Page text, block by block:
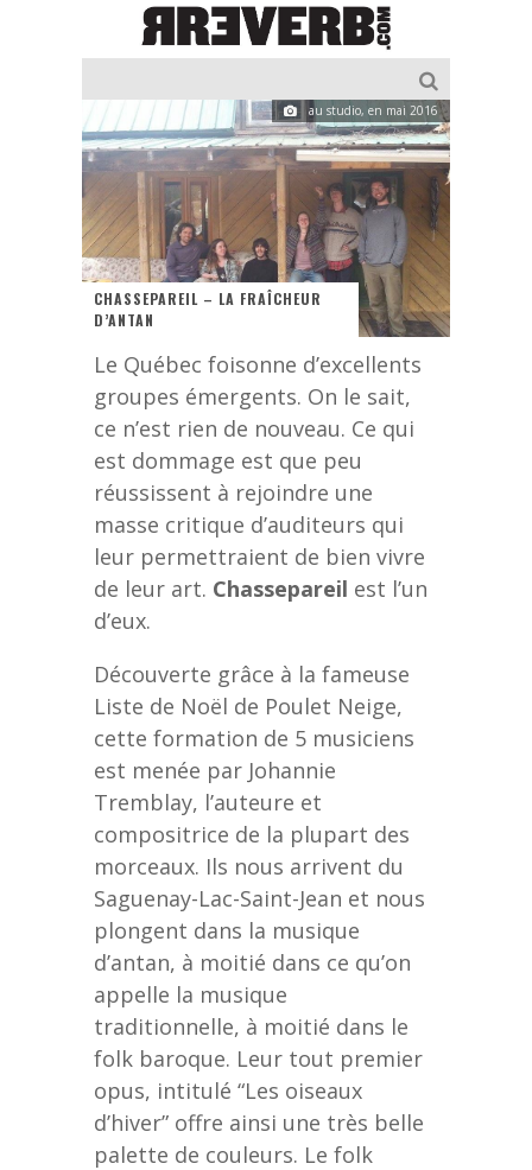
au studio, en mai 2016
CHASSEPAREIL – LA FRAÎCHEUR
D’ANTAN
Le Québec foisonne d’excellents
groupes émergents. On le sait,
ce n’est rien de nouveau. Ce qui
est dommage est que peu
réussissent à rejoindre une
masse critique d’auditeurs qui
leur permettraient de bien vivre
de leur art. Chassepareil est l’un
d’eux.
Découverte grâce à la fameuse
Liste de Noël de Poulet Neige,
cette formation de 5 musiciens
est menée par Johannie
Tremblay, l’auteure et
compositrice de la plupart des
morceaux. Ils nous arrivent du
Saguenay-Lac-Saint-Jean et nous
plongent dans la musique
d’antan, à moitié dans ce qu’on
appelle la musique
traditionnelle, à moitié dans le
folk baroque. Leur tout premier
opus, intitulé “Les oiseaux
d’hiver” offre ainsi une très belle
palette de couleurs. Le folk